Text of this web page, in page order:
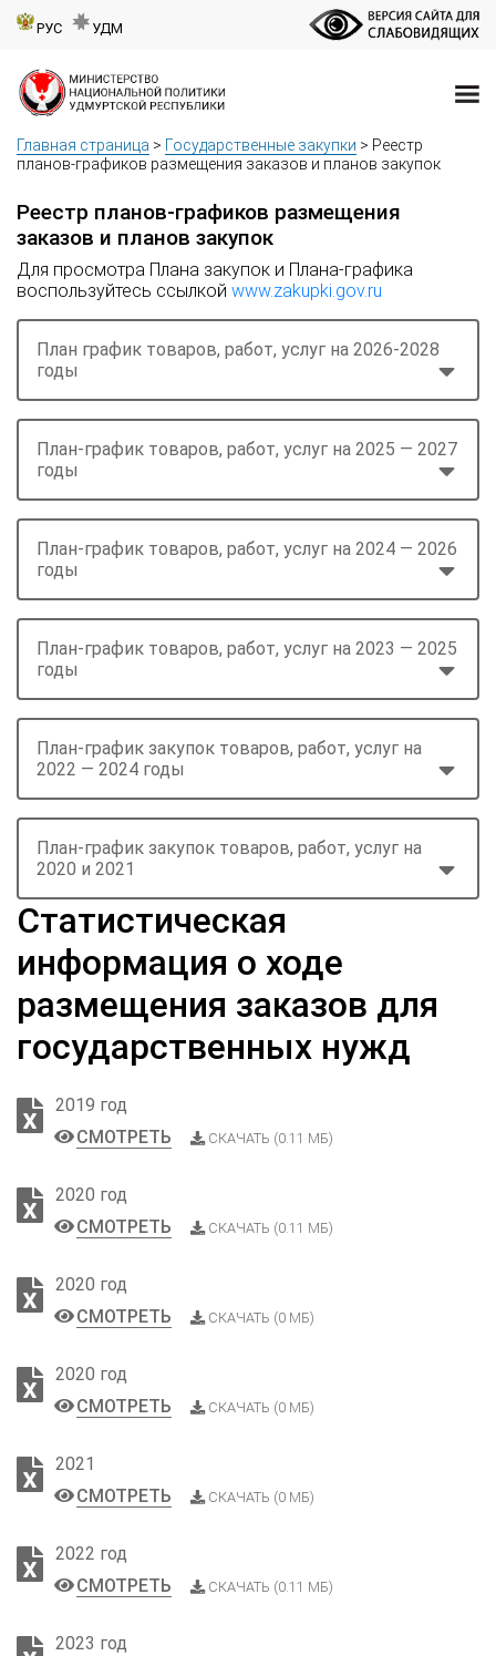
РУС УДМ
Главная страница > Государственные закупки > Реестр
планов-графиков размещения заказов и планов закупок
Реестр планов-графиков размещения
заказов и планов закупок
Для просмотра Плана закупок и Плана-графика
воспользуйтесь ссылкой www.zakupki.gov.ru
План график товаров, работ, услуг на 2026-2028
годы
План-график товаров, работ, услуг на 2025 — 2027
годы
План-график товаров, работ, услуг на 2024 — 2026
годы
План-график товаров, работ, услуг на 2023 — 2025
годы
План-график закупок товаров, работ, услуг на
2022 — 2024 годы
План-график закупок товаров, работ, услуг на
2020 и 2021
Статистическая
информация о ходе
размещения заказов для
государственных нужд
2019 год
СМОТРЕТЬ
СКАЧАТЬ (0.11 МБ)
2020 год
СМОТРЕТЬ
СКАЧАТЬ (0.11 МБ)
2020 год
СМОТРЕТЬ
СКАЧАТЬ (0 МБ)
2020 год
СМОТРЕТЬ
СКАЧАТЬ (0 МБ)
2021
СМОТРЕТЬ
СКАЧАТЬ (0 МБ)
2022 год
СМОТРЕТЬ
СКАЧАТЬ (0.11 МБ)
2023 год